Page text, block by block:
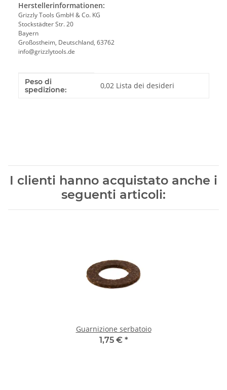
Herstellerinformationen:
Grizzly Tools GmbH & Co. KG
Stockstädter Str. 20
Bayern
Großostheim, Deutschland, 63762
info@grizzlytools.de
Caratteristica del prodotto
Valore
Peso di
spedizione:
0,02 Lista dei desideri
I clienti hanno acquistato anche i
seguenti articoli:
Guarnizione serbatoio
1,75 € *